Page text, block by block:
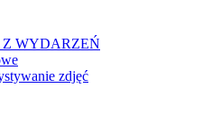
WYDARZEŃ
zdjęć